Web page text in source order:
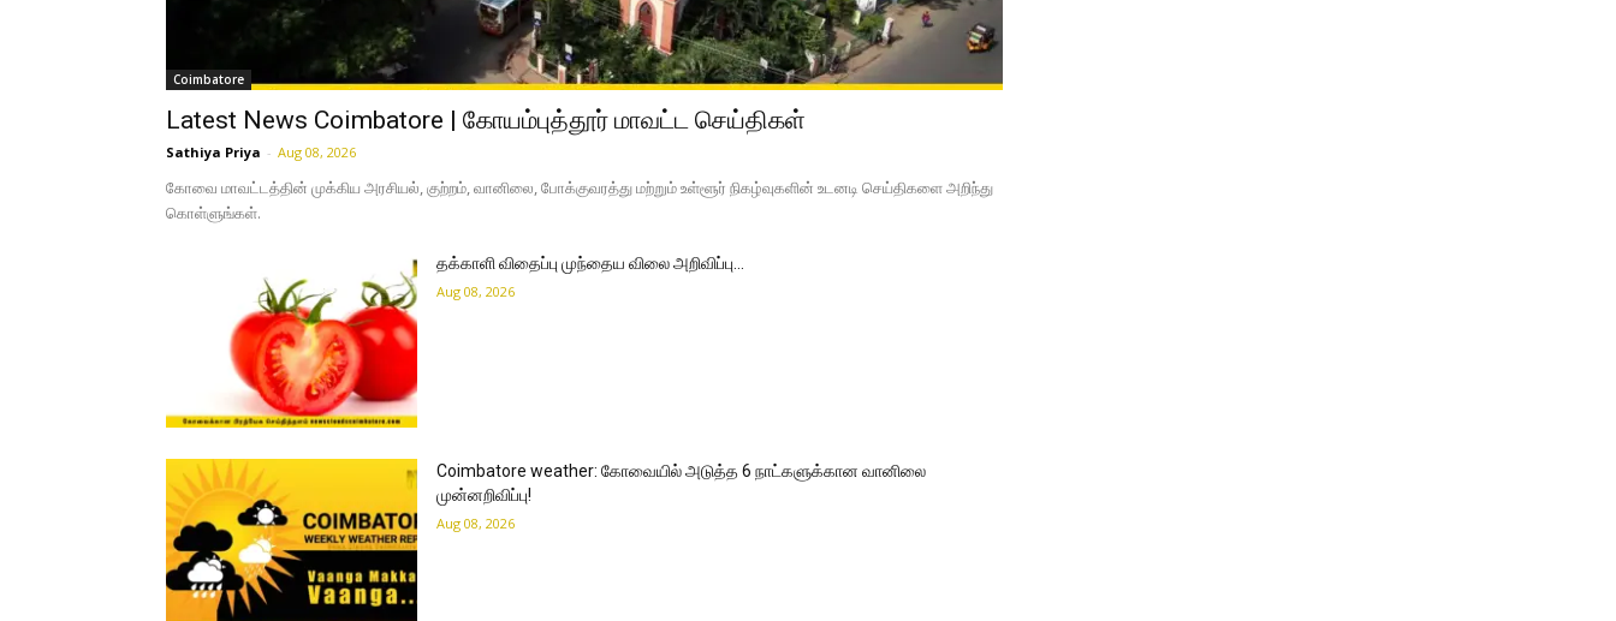
Coimbatore
Latest News Coimbatore | கோயம்புத்தூர் மாவட்ட செய்திகள்
Sathiya Priya - Aug 08, 2026
கோவை மாவட்டத்தின் முக்கிய அரசியல், குற்றம், வானிலை, போக்குவரத்து மற்றும் உள்ளூர் நிகழ்வுகளின் உடனடி செய்திகளை அறிந்து
கொள்ளுங்கள்.
தக்காளி விதைப்பு முந்தைய விலை அறிவிப்பு…
Aug 08, 2026
Coimbatore weather: கோவையில் அடுத்த 6 நாட்களுக்கான வானிலை
முன்னறிவிப்பு!
Aug 08, 2026